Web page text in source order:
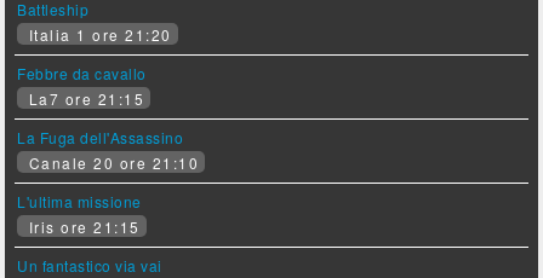
Battleship
Italia 1 ore 21:20
Febbre da cavallo
La7 ore 21:15
La Fuga dell'Assassino
Canale 20 ore 21:10
L'ultima missione
Iris ore 21:15
Un fantastico via vai